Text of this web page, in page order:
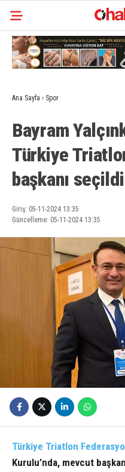
Ana Sayfa › Spor
Bayram
Türkiye
başkanı seçildi
Giriş: 05-11-2024 13:35
Güncelleme: 05-11-2024 13:35
Türkiye Triatlon
Kurulu’nda, mevcut başkan